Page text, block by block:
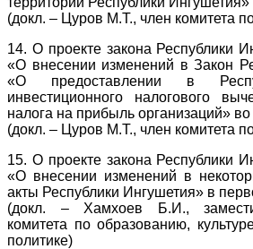
(докл. – Цуров М.Т., член комитета
14. О проекте закона Республики
«О внесении изменений в Закон
«О предоставлении в
инвестиционного налогового
налога на прибыль организаций»
(докл. – Цуров М.Т., член комитета
15. О проекте закона Республики
«О внесении изменений в
акты Республики Ингушетия» в
(докл. – Хамхоев Б.И.,
комитета по образованию,
политике)